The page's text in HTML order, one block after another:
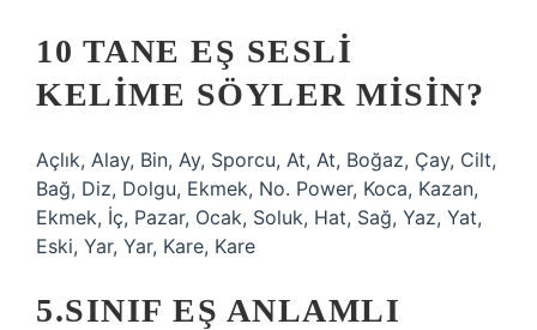
10 TANE EŞ SESLI
KELIME SÖYLER MISIN?
Açlık, Alay, Bin, Ay, Sporcu, At, At, Boğaz, Çay, Cilt,
Bağ, Diz, Dolgu, Ekmek, No. Power, Koca, Kazan,
Ekmek, İç, Pazar, Ocak, Soluk, Hat, Sağ, Yaz, Yat,
Eski, Yar, Yar, Kare, Kare
5.SINIF EŞ ANLAMLI